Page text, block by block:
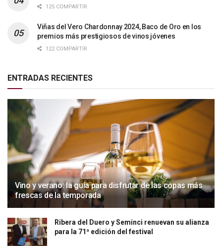
125 COMPARTIR
Viñas del Vero Chardonnay 2024, Baco de Oro en los
premios más prestigiosos de vinos jóvenes
122 COMPARTIR
ENTRADAS RECIENTES
Vino y verano: la guía para disfrutar de las copas más
frescas de la temporada
Ribera del Duero y Seminci renuevan su alianza
para la 71ª edición del festival